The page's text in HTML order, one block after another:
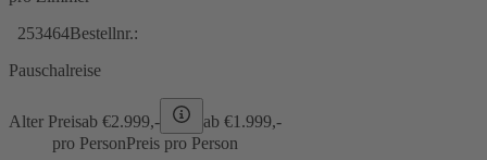
253464Bestellnr.:
Pauschalreise
Alter Preisab €2.999,- ab €1.999,-
pro PersonPreis pro Person